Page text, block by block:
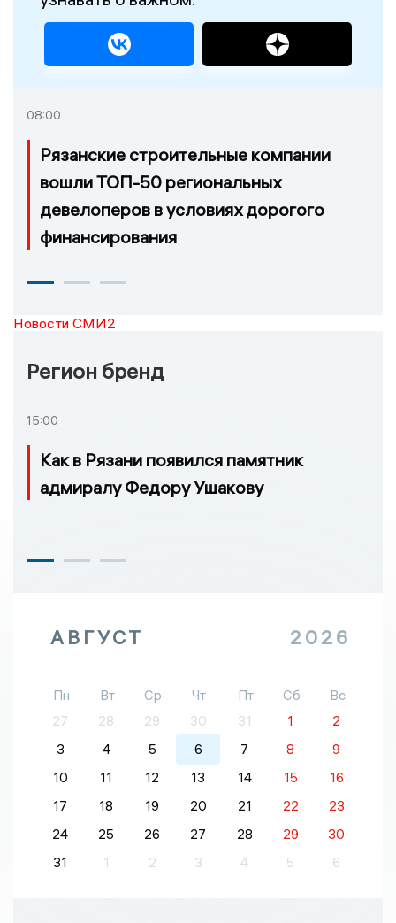
08:00
Рязанские строительные компании
вошли ТОП-50 региональных
девелоперов в условиях дорогого
финансирования
Новости СМИ2
Регион бренд
15:00
Как в Рязани появился памятник
адмиралу Федору Ушакову
АВГУСТ 2026
Пн Вт Ср Чт Пт Сб
Вс
27
28 29 30 31 1
2
3
4 5 6 7 8
9
10
11 12 13 14 15
16
17
18 19 20 21 22
23
24
25 26 27 28 29
30
31
1 2 3 4 5 6